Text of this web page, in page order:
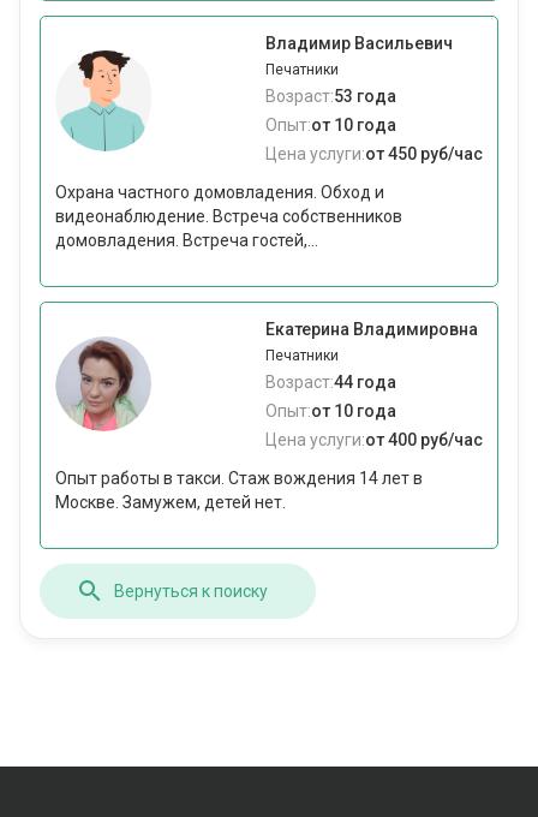
Владимир Васильевич
Печатники
Возраст:53 года
Опыт:от 10 года
Цена услуги:от 450 руб/час
Охрана частного домовладения. Обход и
видеонаблюдение. Встреча собственников
домовладения. Встреча гостей,...
Екатерина Владимировна
Печатники
Возраст:44 года
Опыт:от 10 года
Цена услуги:от 400 руб/час
Опыт работы в такси. Стаж вождения 14 лет в
Москве. Замужем, детей нет.
Вернуться к поиску